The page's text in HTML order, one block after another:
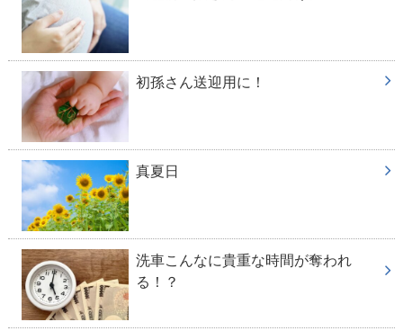
初孫さん送迎用に！
真夏日
洗車こんなに貴重な時間が奪われ
る！？